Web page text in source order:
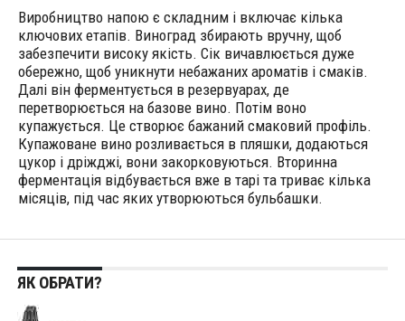
Виробництво напою є складним і включає кілька
ключових етапів. Виноград збирають вручну, щоб
забезпечити високу якість. Сік вичавлюється дуже
обережно, щоб уникнути небажаних ароматів і смаків.
Далі він ферментується в резервуарах, де
перетворюється на базове вино. Потім воно
купажується. Це створює бажаний смаковий профіль.
Купажоване вино розливається в пляшки, додаються
цукор і дріжджі, вони закорковуються. Вторинна
ферментація відбувається вже в тарі та триває кілька
місяців, під час яких утворюються бульбашки.
ЯК ОБРАТИ?